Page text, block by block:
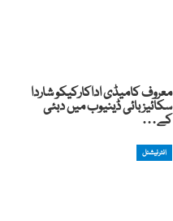
معروف کامیڈی اداکارکیکو شاردا
سکائیز بائی ڈینیوب میں دبئی
کے…
انٹرنیشنل